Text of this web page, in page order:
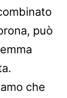
può
che